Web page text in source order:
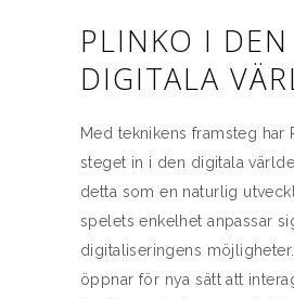
PLINKO I DEN
DIGITALA
Med teknikens framsteg har
steget in i den digitala
detta som en naturlig
spelets enkelhet anpassar
digitaliseringens
öppnar för nya sätt att